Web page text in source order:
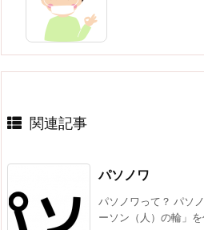
関連記事
パソノワ
パソノワって？ パソ
ーソン（人）の輪」